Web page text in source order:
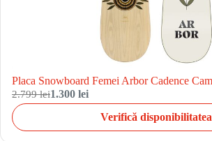
Placa Snowboard Femei Arbor Cadence
2.799 lei1.300 lei
Verifică disponibilitatea